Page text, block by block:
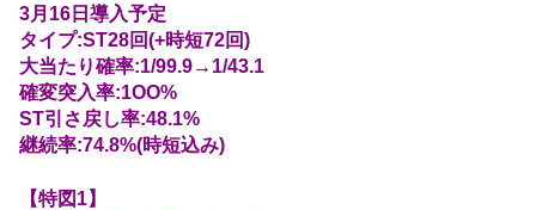
3月16日導入予定
タイプ:ST28回(+時短72回)
大当たり確率:1/99.9→1/43.1
確変突入率:1OO%
ST引さ戻し率:48.1%
継続率:74.8%(時短込み)
【特図1】